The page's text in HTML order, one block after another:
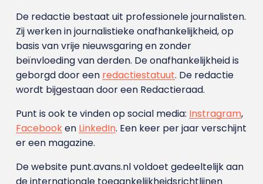
De redactie bestaat uit professionele journalisten.
Zij werken in journalistieke onafhankelijkheid, op
basis van vrije nieuwsgaring en zonder
beïnvloeding van derden. De onafhankelijkheid is
geborgd door een redactiestatuut. De redactie
wordt bijgestaan door een Redactieraad.
Punt is ook te vinden op social media: Instragram,
Facebooken LinkedIn. Een keer per jaar verschijnt
er een magazine.
De website punt.avans.nl voldoet gedeeltelijk aan
de internationale toegankelijkheidsrichtlijnen